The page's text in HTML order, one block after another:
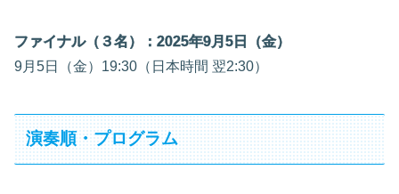
ファイナル（３名）：2025年9月5日（金）
9月5日（金）19:30（日本時間 翌2:30）
演奏順・プログラム